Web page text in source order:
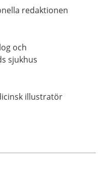
redaktionen
och
sjukhus
illustratör